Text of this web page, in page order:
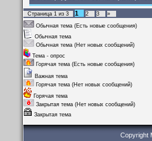
Страница 1 из 3 1 2 3
»
Обычная тема (Есть новые сообщения)
Обычная тема
Обычная тема (Нет новых сообщений)
Тема - опрос
Горячая тема (Есть новые сообщения)
Важная тема
Горячая тема (Нет новых сообщений)
Горячая тема
Закрытая тема (Нет новых сообщений)
Закрытая тема
Copyright